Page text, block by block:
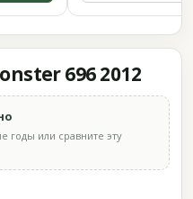
696 2012
годы или сравните эту